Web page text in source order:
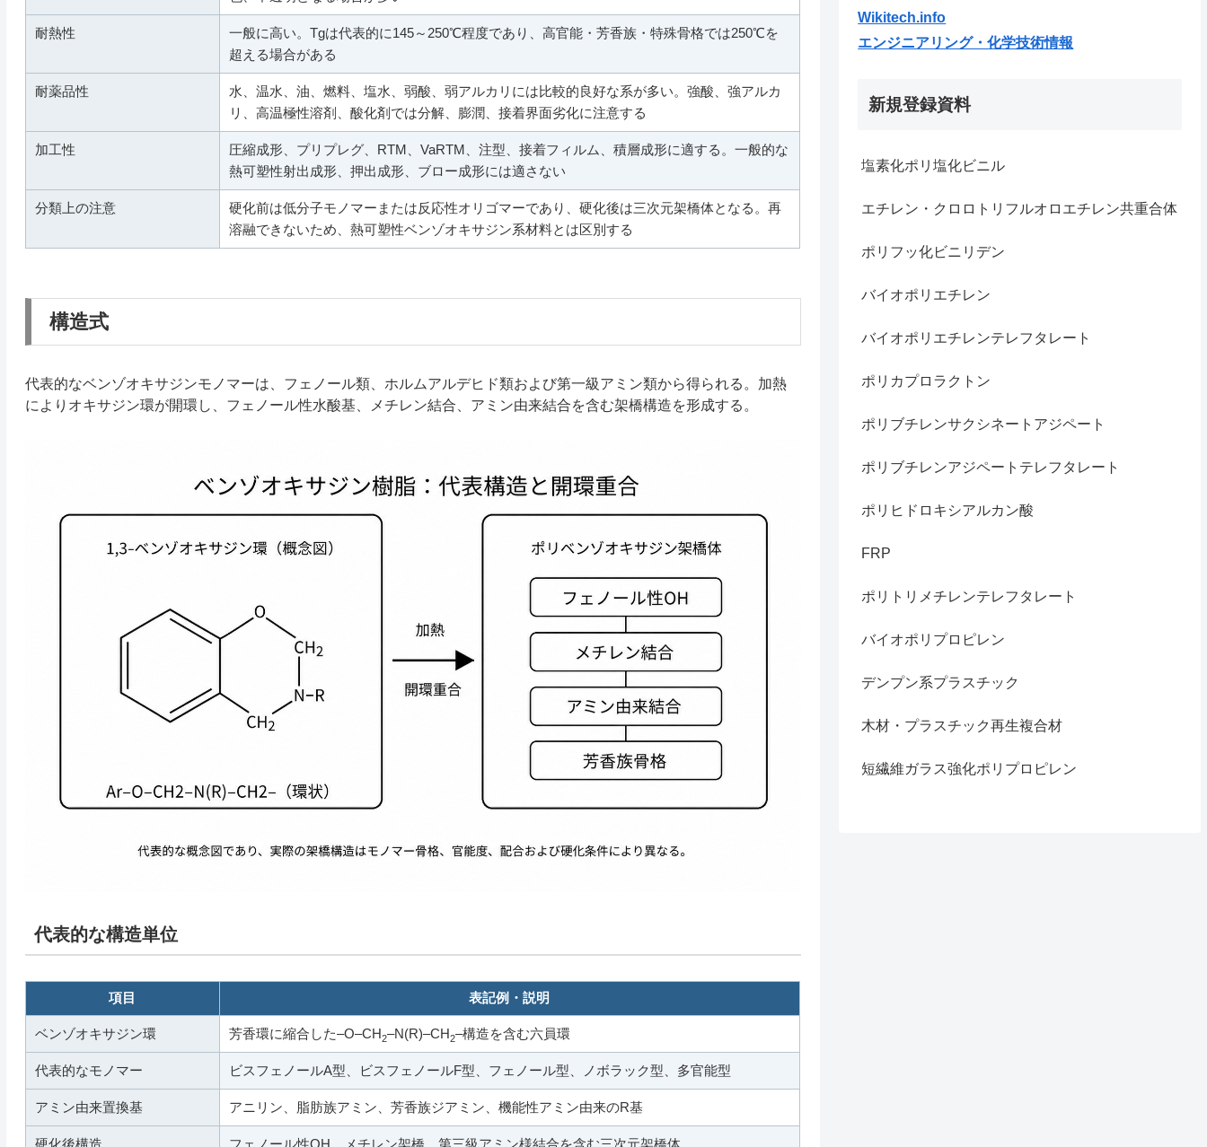
耐熱性
一般に高い。Tgは代表的に145～250℃程度であり、高官能・芳香族・特殊骨格では250℃を
超える場合がある
耐薬品性
水、温水、油、燃料、塩水、弱酸、弱アルカリには比較的良好な系が多い。強酸、強アルカ
リ、高温極性溶剤、酸化剤では分解、膨潤、接着界面劣化に注意する
加工性
圧縮成形、プリプレグ、RTM、VaRTM、注型、接着フィルム、積層成形に適する。一般的な
熱可塑性射出成形、押出成形、ブロー成形には適さない
分類上の注意
硬化前は低分子モノマーまたは反応性オリゴマーであり、硬化後は三次元架橋体となる。再
溶融できないため、熱可塑性ベンゾオキサジン系材料とは区別する
構造式
代表的なベンゾオキサジンモノマーは、フェノール類、ホルムアルデヒド類および第一級アミン類から得られる。加熱
によりオキサジン環が開環し、フェノール性水酸基、メチレン結合、アミン由来結合を含む架橋構造を形成する。
代表的な構造単位
項目 表記例・説明
ベンゾオキサジン環 芳香環に縮合した–O–CH2–N(R)–CH2–構造を含む六員環
代表的なモノマー ビスフェノールA型、ビスフェノールF型、フェノール型、ノボラック型、多官能型
アミン由来置換基 アニリン、脂肪族アミン、芳香族ジアミン、機能性アミン由来のR基
Wikitech.info
エンジニアリング・化学技術情報
新規登録資料
塩素化ポリ塩化ビニル
エチレン・クロロトリフルオロエチレン共重合体
ポリフッ化ビニリデン
バイオポリエチレン
バイオポリエチレンテレフタレート
ポリカプロラクトン
ポリブチレンサクシネートアジペート
ポリブチレンアジペートテレフタレート
ポリヒドロキシアルカン酸
FRP
ポリトリメチレンテレフタレート
バイオポリプロピレン
デンプン系プラスチック
木材・プラスチック再生複合材
短繊維ガラス強化ポリプロピレン